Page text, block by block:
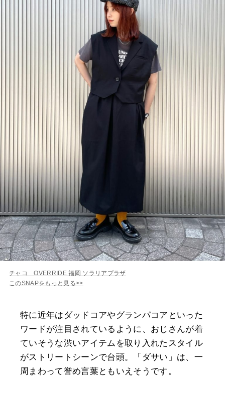
チャコ OVERRIDE 福岡 ソラリアプラザ
このSNAPをもっと見る>>
特に近年はダッドコアやグランパコアといった
ワードが注目されているように、おじさんが着
ていそうな渋いアイテムを取り入れたスタイル
がストリートシーンで台頭。「ダサい」は、一
周まわって誉め言葉ともいえそうです。